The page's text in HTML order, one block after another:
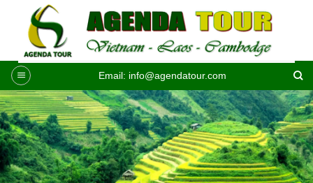
contenu
Email: info@agendatour.com